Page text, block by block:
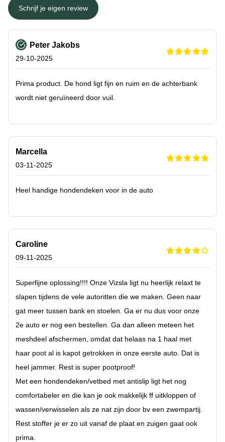
Schrijf je eigen review
Peter Jakobs
29-10-2025
Prima product. De hond ligt fijn en ruim en de achterbank
wordt niet geruïneerd door vuil.
Marcella
03-11-2025
Heel handige hondendeken voor in de auto
Caroline
09-11-2025
Superfijne oplossing!!!! Onze Vizsla ligt nu heerlijk relaxt te
slapen tijdens de vele autoritten die we maken. Geen naar
gat meer tussen bank en stoelen. Ga er nu dus voor onze
2e auto er nog een bestellen. Ga dan alleen meteen het
meshdeel afschermen, omdat dat helaas na 1 haal met
haar poot al is kapot getrokken in onze eerste auto. Dat is
heel jammer. Rest is super pootproof!
Met een hondendeken/vetbed met antislip ligt het nog
comfortabeler en die kan je ook makkelijk ff uitkloppen of
wassen/verwisselen als ze nat zijn door bv een zwempartij.
Rest stoffer je er zo uit vanaf de plaat en zuigen gaat ook
prima.